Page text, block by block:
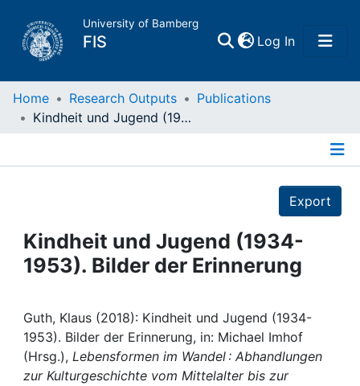
University of Bamberg
FIS Log In(current)
Home
Projects
People
Institutions
Awards
Home Research Outputs
Publications
Kindheit und Jugend (1934-1953). Bilder der Erinnerung
Export
Kindheit und Jugend (1934-
1953). Bilder der Erinnerung
Guth, Klaus (2018): Kindheit und Jugend (1934-
1953). Bilder der Erinnerung, in: Michael Imhof
(Hrsg.), Lebensformen im Wandel : Abhandlungen
zur Kulturgeschichte vom Mittelalter bis zur